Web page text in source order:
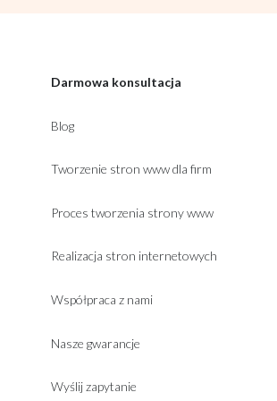
Darmowa konsultacja
Blog
Tworzenie stron www dla firm
Proces tworzenia strony www
Realizacja stron internetowych
Współpraca z nami
Nasze gwarancje
Wyślij zapytanie